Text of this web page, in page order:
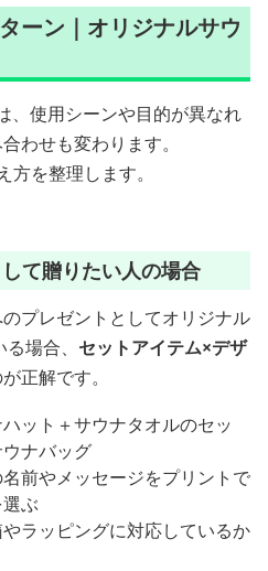
ーン｜オリジナルサウ
、使用シーンや目的が異なれ
わせも変わります。
を整理します。
て贈りたい人の場合
プレゼントとしてオリジナル
場合、 セットアイテム×デザ
正解です。
ハット＋サウナタオルのセッ
ナバッグ
名前やメッセージをプリントで
ぶ
やラッピングに対応しているか